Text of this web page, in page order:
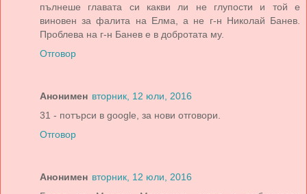
пълнеше главата си какви ли не глупости и той е
виновен за фалита на Елма, а не г-н Николай Банев.
Проблева на г-н Банев е в добротата му.
Отговор
Анонимен вторник, 12 юли, 2016
31 - потърси в google, за нови отговори.
Отговор
Анонимен вторник, 12 юли, 2016